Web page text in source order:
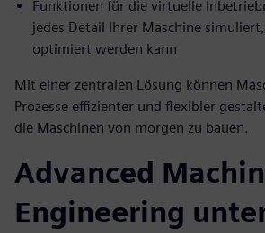
Funktionen für die virtuelle
jedes Detail Ihrer Maschine
optimiert werden kann
Mit einer zentralen Lösung können
Prozesse effizienter und flexibler
die Maschinen von morgen zu bauen.
Advanced
Engineering